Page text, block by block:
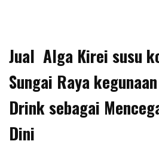
Jual Alga Kirei susu
Sungai Raya
Drink sebagai
Dini